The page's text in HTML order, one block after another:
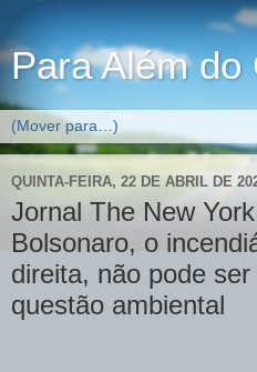
Para Além do
QUINTA-FEIRA, 22 DE ABRIL DE
Jornal The New
Bolsonaro, o
direita, não pode
questão ambiental